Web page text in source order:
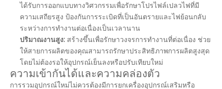
ได้รับการออกแบบทางวิศวกรรมเพื่อรักษาโปรไฟล์เปลวไฟที่มี
ความเสถียรสูง ป้องกันการระเบิดที่เป็นอันตรายและไฟย้อนกลับ
ระหว่างการทำงานต่อเนื่องเป็นเวลานาน
ปริมาณงานสูง: สร้างขึ้นเพื่อรักษาวงจรการทำงานที่ต่อเนื่อง ช่วย
ให้สายการผลิตของคุณสามารถรักษาประสิทธิภาพการผลิตสูงสุด
โดยไม่ต้องรอให้อุปกรณ์เย็นลงหรือปรับเทียบใหม่
ความเข้ากันได้และความคล่องตัว
การรวมอุปกรณ์ใหม่ไม่ควรต้องมีการยกเครื่องอุปกรณ์เสริมหรือ